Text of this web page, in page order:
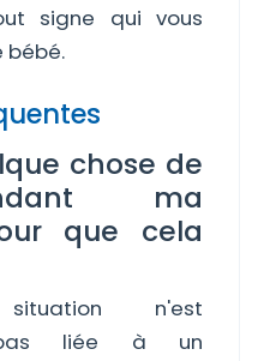
signe qui vous
bébé.
chose de
ma
que cela
n'est
pas liée à un